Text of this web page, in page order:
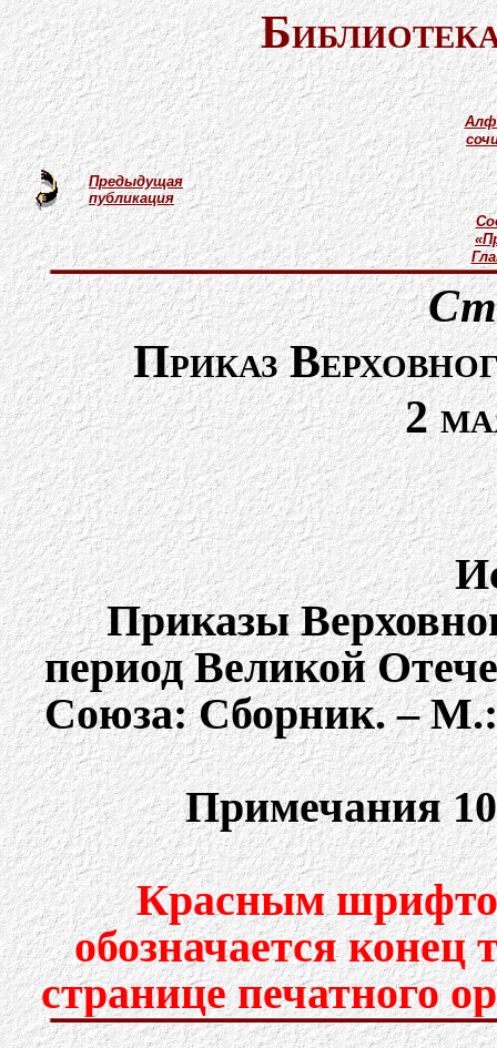
Предыдущая
публикация
Приказ
2
Приказы
период Великой
Союза: Сборник. – М.:
Примечания
Красным
обозначается конец
странице печатного